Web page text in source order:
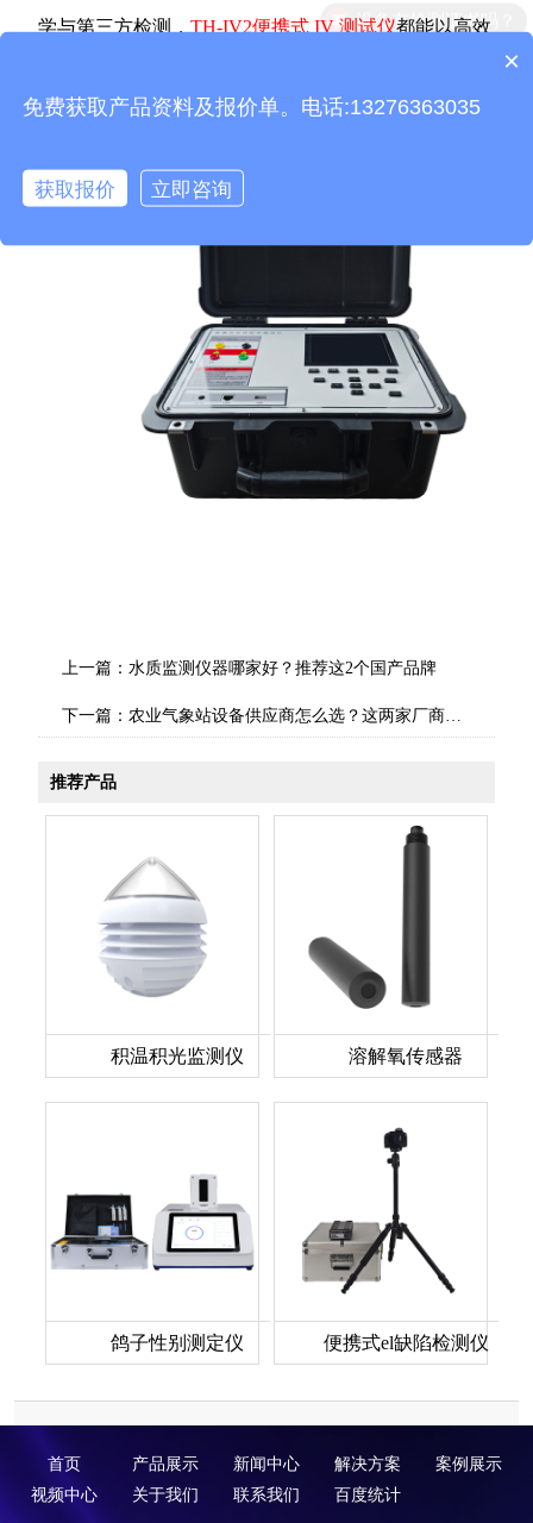
学与第三方检测，TH-IV2便携式 IV 测试仪都能以高效
上一篇： 水质监测仪器哪家好？推荐这2个国产品牌
下一篇： 农业气象站设备供应商怎么选？这两家厂商推荐
推荐产品
积温积光监测仪 溶解氧传感器
鸽子性别测定仪 便携式el缺陷检测仪
首页 产品展示 新闻中心 解决方案
案例展示
视频中心
关于我们 联系我们 百度统计
产品包含安装吗？
设备有检测证书吗？
×
免费获取产品资料及报价单。电话:13276363035
获取报价 立即咨询